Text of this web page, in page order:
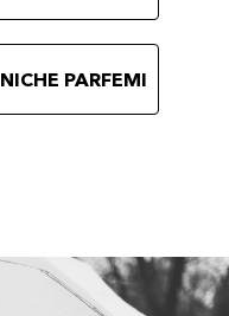
NICHE PARFEMI